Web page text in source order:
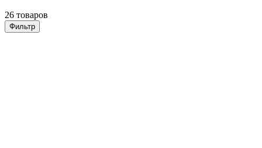
26 товаров
Фильтр